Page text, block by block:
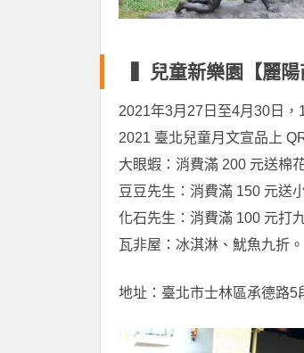
▍兒童新樂園【麗陽
2021年3月27日至4月30日，
2021 臺北兒童月文宣品上
大眼蝦：消費滿 200 元送棉
豆豆先生：消費滿 150 元送
化石先生：消費滿 100 元打
瓦非屋：冰淇淋、魷魚九折。
地址：臺北市士林區承德路5